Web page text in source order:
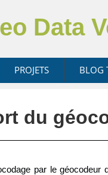
Data
PROJETS BLOG
du
par le géocodeur